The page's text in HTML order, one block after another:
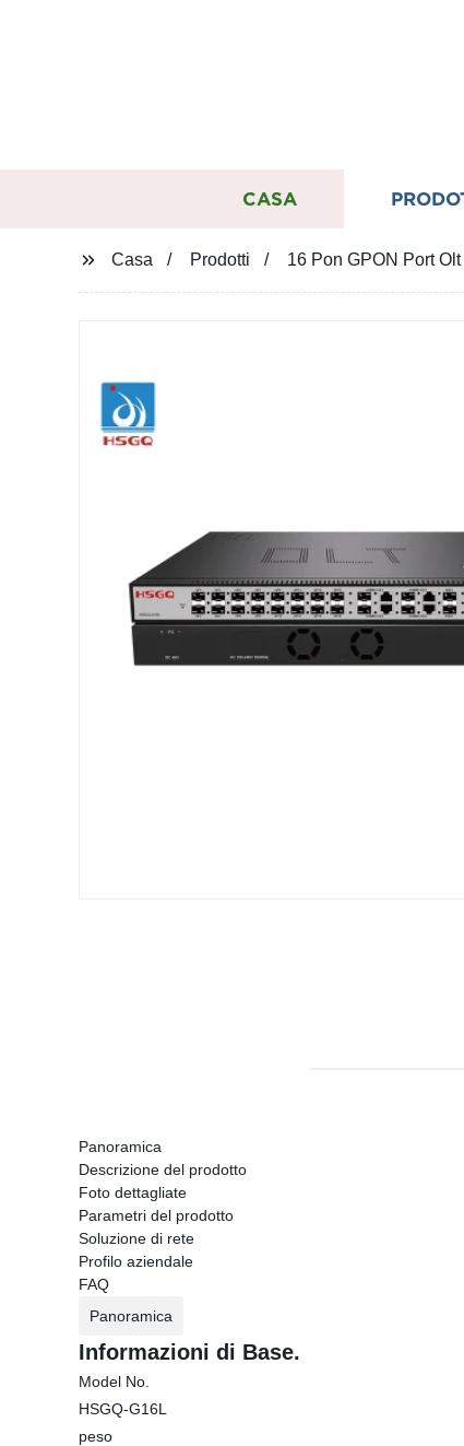
CASA
Casa Prodotti 16 Pon GPON Port
Panoramica
Descrizione del prodotto
Foto dettagliate
Parametri del prodotto
Soluzione di rete
Profilo aziendale
FAQ
Panoramica
Informazioni di Base.
Model No.
HSGQ-G16L
peso